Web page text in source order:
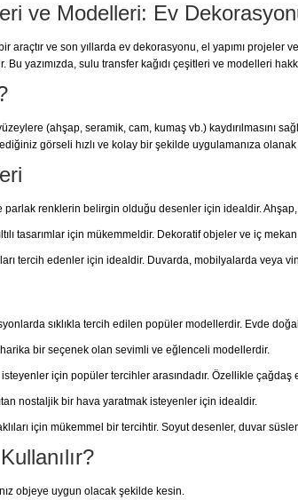
ve Modelleri: Ev
araçtır ve son yıllarda ev dekorasyonu, el yapımı
yazımızda, sulu transfer kağıdı çeşitleri ve modelleri
(ahşap, seramik, cam, kumaş vb.) kaydırılmasını
görseli hızlı ve kolay bir şekilde uygulamanıza olanak
parlak renklerin belirgin olduğu desenler için idealdir.
tasarımlar için mükemmeldir. Dekoratif objeler ve iç mekan
tercih edenler için idealdir. Duvarda, mobilyalarda veya
sıklıkla tercih edilen popüler modellerdir. Evde
bir seçenek olan sevimli ve eğlenceli modellerdir.
için popüler tercihler arasındadır. Özellikle çağdaş
nostaljik bir hava yaratmak isteyenler için idealdir.
için mükemmel bir tercihtir. Soyut desenler, duvar
objeye uygun olacak şekilde kesin.